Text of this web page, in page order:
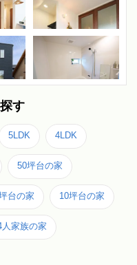
す
5LDK 4LDK
50坪台の家
台の家 10坪台の家
人家族の家